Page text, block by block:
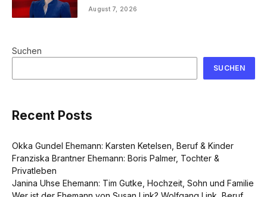
August 7, 2026
Suchen
SUCHEN
Recent Posts
Okka Gundel Ehemann: Karsten Ketelsen, Beruf & Kinder
Franziska Brantner Ehemann: Boris Palmer, Tochter &
Privatleben
Janina Uhse Ehemann: Tim Gutke, Hochzeit, Sohn und Familie